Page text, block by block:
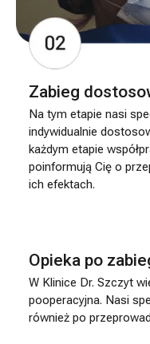
Zabieg
Na tym etapie nasi
indywidualnie
każdym etapie
poinformują Cię o
ich efektach.
Opieka po
W Klinice Dr. Szczyt
pooperacyjna. Nasi
również po